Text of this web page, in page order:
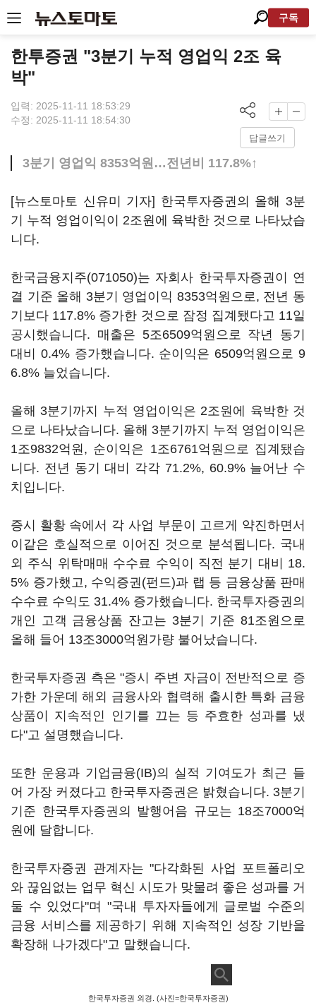
구독
한투증권 "3분기 누적 영업익 2조 육
박"
입력: 2025-11-11 18:53:29
수정: 2025-11-11 18:54:30
답글쓰기
3분기 영업익 8353억원…전년비 117.8%↑
[뉴스토마토 신유미 기자] 한국투자증권의 올해 3분
기 누적 영업이익이 2조원에 육박한 것으로 나타났습
니다.
한국금융지주(071050)는 자회사 한국투자증권이 연
결 기준 올해 3분기 영업이익 8353억원으로, 전년 동
기보다 117.8% 증가한 것으로 잠정 집계됐다고 11일
공시했습니다. 매출은 5조6509억원으로 작년 동기
대비 0.4% 증가했습니다. 순이익은 6509억원으로 9
6.8% 늘었습니다.
올해 3분기까지 누적 영업이익은 2조원에 육박한 것
으로 나타났습니다. 올해 3분기까지 누적 영업이익은
1조9832억원, 순이익은 1조6761억원으로 집계됐습
니다. 전년 동기 대비 각각 71.2%, 60.9% 늘어난 수
치입니다.
증시 활황 속에서 각 사업 부문이 고르게 약진하면서
이같은 호실적으로 이어진 것으로 분석됩니다. 국내
외 주식 위탁매매 수수료 수익이 직전 분기 대비 18.
5% 증가했고, 수익증권(펀드)과 랩 등 금융상품 판매
수수료 수익도 31.4% 증가했습니다. 한국투자증권의
개인 고객 금융상품 잔고는 3분기 기준 81조원으로
올해 들어 13조3000억원가량 불어났습니다.
한국투자증권 측은 "증시 주변 자금이 전반적으로 증
가한 가운데 해외 금융사와 협력해 출시한 특화 금융
상품이 지속적인 인기를 끄는 등 주효한 성과를 냈
다"고 설명했습니다.
또한 운용과 기업금융(IB)의 실적 기여도가 최근 들
어 가장 커졌다고 한국투자증권은 밝혔습니다. 3분기
기준 한국투자증권의 발행어음 규모는 18조7000억
원에 달합니다.
한국투자증권 관계자는 "다각화된 사업 포트폴리오
와 끊임없는 업무 혁신 시도가 맞물려 좋은 성과를 거
둘 수 있었다"며 "국내 투자자들에게 글로벌 수준의
금융 서비스를 제공하기 위해 지속적인 성장 기반을
확장해 나가겠다"고 말했습니다.
한국투자증권 외경. (사진=한국투자증권)